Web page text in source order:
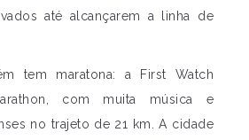
até alcançarem a linha de
tem maratona: a First Watch
com muita música e
no trajeto de 21 km. A cidade